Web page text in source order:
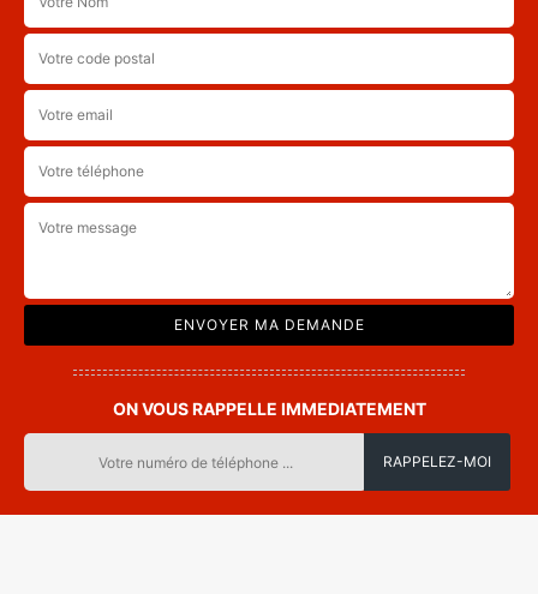
ON VOUS RAPPELLE IMMEDIATEMENT